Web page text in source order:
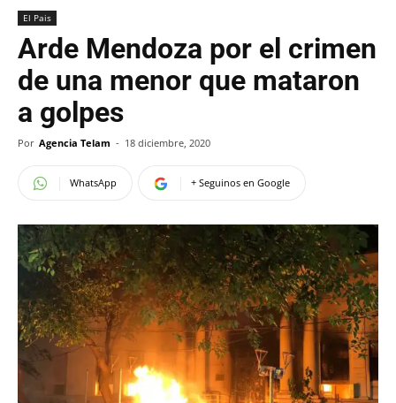
El Pais
Arde Mendoza por el crimen
de una menor que mataron
a golpes
Por Agencia Telam - 18 diciembre, 2020
WhatsApp + Seguinos en Google